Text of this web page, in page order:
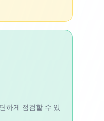
하게 점검할 수 있